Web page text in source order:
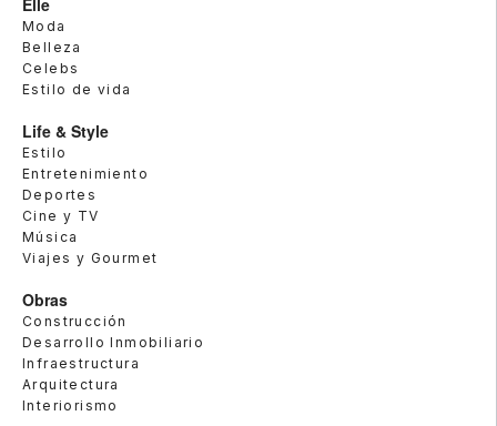
Moda
Belleza
Celebs
Estilo de vida
Life & Style
Estilo
Entretenimiento
Deportes
Cine y TV
Música
Viajes y Gourmet
Obras
Construcción
Desarrollo Inmobiliario
Infraestructura
Arquitectura
Interiorismo